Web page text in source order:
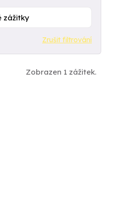
Zrušit filtrování
Zobrazen 1 zážitek.